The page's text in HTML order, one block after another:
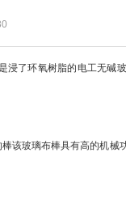
浸了环氧树脂的电工无碱
玻璃布棒具有高的机械